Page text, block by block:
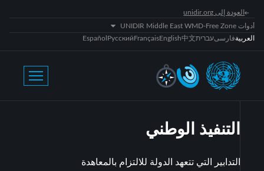
العودة إلى unidir.org
أدوات UNIDIR Middle East WMD-Free Zone
العربيةفارسیעברית中文
English
Français
Русский
Español
التنفيذ الوطني
التدابير التي تتعهد الدولة للالتزام بالمعاهدة